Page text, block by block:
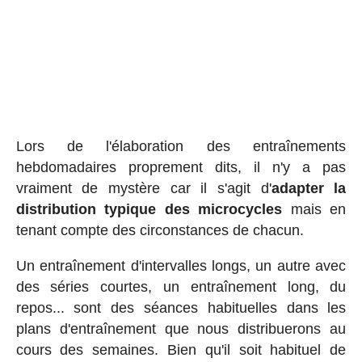
Lors de l'élaboration des entraînements
hebdomadaires proprement dits, il n'y a pas
vraiment de mystère car il s'agit d'adapter la
distribution typique des microcycles mais en
tenant compte des circonstances de chacun.
Un entraînement d'intervalles longs, un autre avec
des séries courtes, un entraînement long, du
repos... sont des séances habituelles dans les
plans d'entraînement que nous distribuerons au
cours des semaines. Bien qu'il soit habituel de